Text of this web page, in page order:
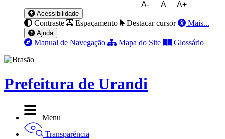
A- A A+
Acessibilidade
Contraste Espaçamento Destacar cursor Mais...
Ajuda
Manual de Navegação Mapa do Site Glossário
Prefeitura de Urandi
Menu
Transparência